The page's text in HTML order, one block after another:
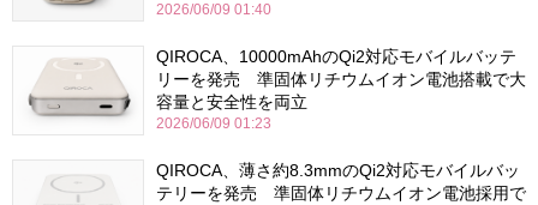
2026/06/09 01:40
QIROCA、10000mAhのQi2対応モバイルバッテ
リーを発売 準固体リチウムイオン電池搭載で大
容量と安全性を両立
2026/06/09 01:23
QIROCA、薄さ約8.3mmのQi2対応モバイルバッ
テリーを発売 準固体リチウムイオン電池採用で